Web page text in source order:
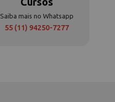
Saiba mais no Whatsapp
55 (11) 94250-7277